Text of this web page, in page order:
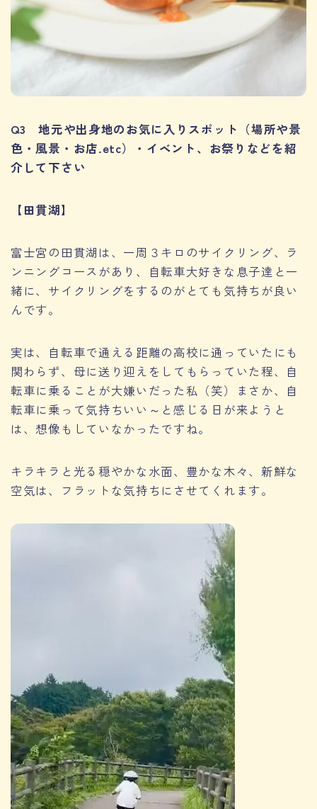
Q3 地元や出身地のお気に入りスポット（場所や景
色・風景・お店.etc）・イベント、お祭りなどを紹
介して下さい
【田貫湖】
富士宮の田貫湖は、一周３キロのサイクリング、ラ
ンニングコースがあり、自転車大好きな息子達と一
緒に、サイクリングをするのがとても気持ちが良い
んです。
実は、自転車で通える距離の高校に通っていたにも
関わらず、母に送り迎えをしてもらっていた程、自
転車に乗ることが大嫌いだった私（笑）まさか、自
転車に乗って気持ちいい～と感じる日が来ようと
は、想像もしていなかったですね。
キラキラと光る穏やかな水面、豊かな木々、新鮮な
空気は、フラットな気持ちにさせてくれます。